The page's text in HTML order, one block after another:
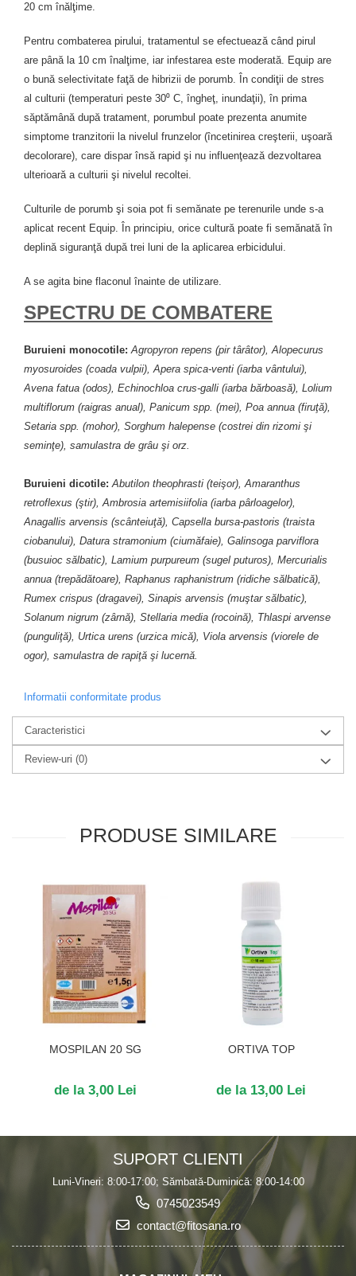
20 cm înălţime.
Pentru combaterea pirului, tratamentul se efectuează când pirul
are până la 10 cm înalţime, iar infestarea este moderată. Equip are
o bună selectivitate faţă de hibrizii de porumb. În condiţii de stres
al culturii (temperaturi peste 30⁰ C, îngheţ, inundaţii), în prima
săptămână după tratament, porumbul poate prezenta anumite
simptome tranzitorii la nivelul frunzelor (încetinirea creşterii, uşoară
decolorare), care dispar însă rapid şi nu influenţează dezvoltarea
ulterioară a culturii şi nivelul recoltei.
Culturile de porumb şi soia pot fi semănate pe terenurile unde s-a
aplicat recent Equip. În principiu, orice cultură poate fi semănată în
deplină siguranţă după trei luni de la aplicarea erbicidului.
A se agita bine flaconul înainte de utilizare.
SPECTRU DE COMBATERE
Buruieni monocotile: Agropyron repens (pir târâtor), Alopecurus
myosuroides (coada vulpii), Apera spica-venti (iarba vântului),
Avena fatua (odos), Echinochloa crus-galli (iarba bărboasă), Lolium
multiflorum (raigras anual), Panicum spp. (mei), Poa annua (firuţă),
Setaria spp. (mohor), Sorghum halepense (costrei din rizomi şi
seminţe), samulastra de grâu şi orz.
Buruieni dicotile: Abutilon theophrasti (teişor), Amaranthus
retroflexus (ştir), Ambrosia artemisiifolia (iarba pârloagelor),
Anagallis arvensis (scânteiuţă), Capsella bursa-pastoris (traista
ciobanului), Datura stramonium (ciumăfaie), Galinsoga parviflora
(busuioc sălbatic), Lamium purpureum (sugel puturos), Mercurialis
annua (trepădătoare), Raphanus raphanistrum (ridiche sălbatică),
Rumex crispus (dragavei), Sinapis arvensis (muştar sălbatic),
Solanum nigrum (zârnă), Stellaria media (rocoină), Thlaspi arvense
(punguliţă), Urtica urens (urzica mică), Viola arvensis (viorele de
ogor), samulastra de rapiţă şi lucernă.
Informatii conformitate produs
Caracteristici
Review-uri (0)
PRODUSE SIMILARE
MOSPILAN 20 SG
de la 3,00 Lei
ORTIVA TOP
de la 13,00 Lei
SUPORT CLIENTI
Luni-Vineri: 8:00-17:00; Sămbată-Duminică: 8:00-14:00
0745023549
contact@fitosana.ro